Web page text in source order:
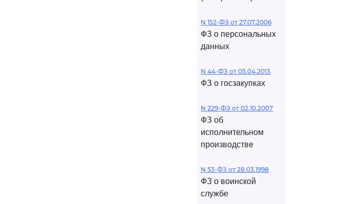
N 152-ФЗ от 27.07.2006
ФЗ о персональных
данных
N 44-ФЗ от 05.04.2013
ФЗ о госзакупках
N 229-ФЗ от 02.10.2007
ФЗ об
исполнительном
производстве
N 53-ФЗ от 28.03.1998
ФЗ о воинской
службе